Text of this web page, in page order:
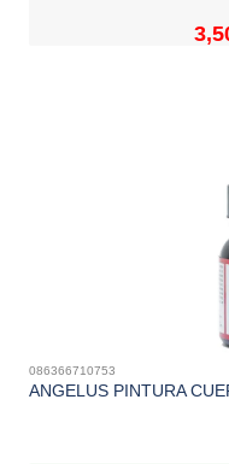
086366710753
ANGELUS PINTURA